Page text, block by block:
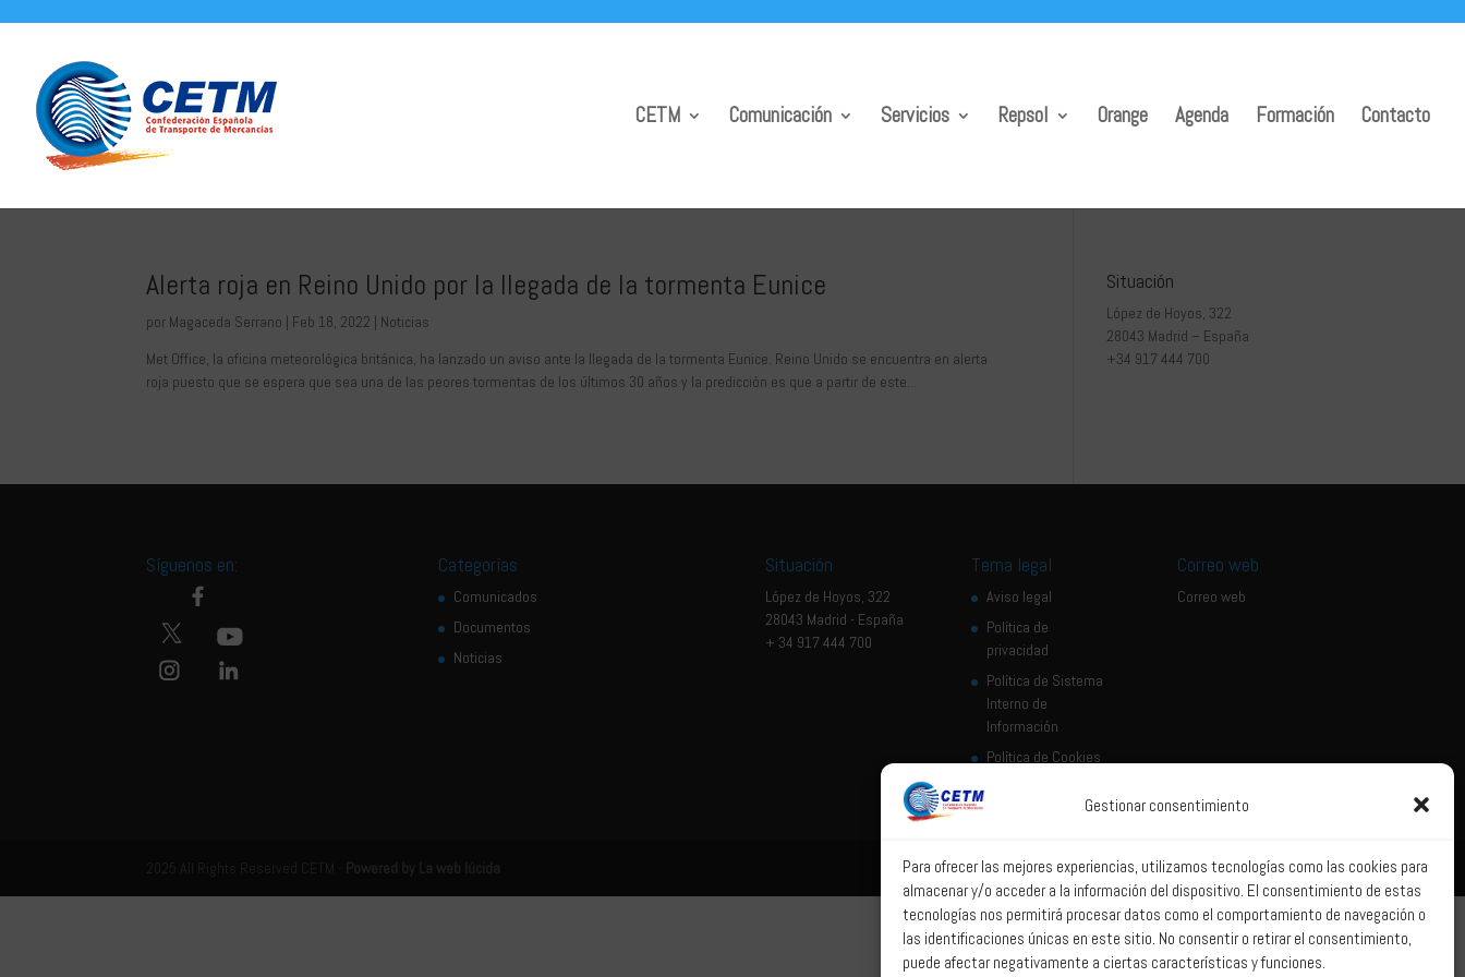
Gestionar consentimiento
Para ofrecer las mejores experiencias, utilizamos tecnologías como las cookies para
almacenar y/o acceder a la información del dispositivo. El consentimiento de estas
tecnologías nos permitirá procesar datos como el comportamiento de navegación o
las identificaciones únicas en este sitio. No consentir o retirar el consentimiento,
puede afectar negativamente a ciertas características y funciones.
CETM Comunicación Servicios Repsol Orange Agenda Formación Contacto
Alerta roja en Reino Unido por la llegada de la tormenta Eunice
por Magaceda Serrano | Feb 18, 2022 | Noticias
Met Office, la oficina meteorológica británica, ha lanzado un aviso ante la llegada de la tormenta Eunice. Reino Unido se encuentra en alerta
roja puesto que se espera que sea una de las peores tormentas de los últimos 30 años y la predicción es que a partir de este...
Situación
López de Hoyos, 322
28043 Madrid – España
+34 917 444 700
Síguenos en: Categorías
Comunicados
Documentos
Noticias
Situación
López de Hoyos, 322
28043 Madrid - España
+ 34 917 444 700
Tema legal
Aviso legal
Política de
privacidad
Política de Sistema
Interno de
Información
Política de Cookies
Correo web
Correo web